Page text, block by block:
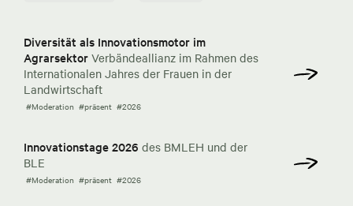
Diversität als Innovationsmotor im
Agrarsektor Verbändeallianz im Rahmen des
Internationalen Jahres der Frauen in der
Landwirtschaft
#Moderation #präsent #2026
Innovationstage 2026 des BMLEH und der
BLE
#Moderation #präsent #2026